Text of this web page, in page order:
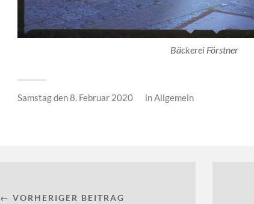
Bäckerei Förstner
Samstag den 8. Februar 2020 inAllgemein
← VORHERIGER BEITRAG